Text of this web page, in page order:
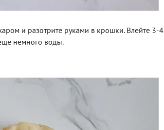
и разотрите руками в крошки. Влейте 3-4
немного воды.